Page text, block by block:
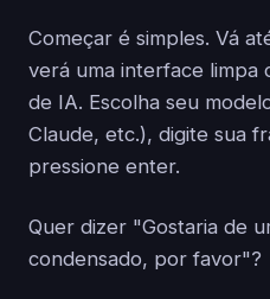
Começar é simples. Vá
verá uma interface limpa
de IA. Escolha seu
Claude, etc.), digite sua
pressione enter.
Quer dizer "Gostaria de
condensado, por favor"?